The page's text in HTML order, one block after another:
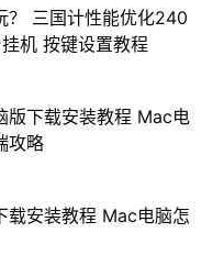
？ 三国计性能优化240
机 按键设置教程
版下载安装教程 Mac电
攻略
载安装教程 Mac电脑怎